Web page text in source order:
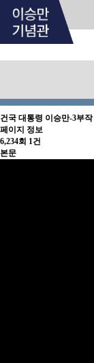
건국 대통령 이승만-3부작
페이지 정보
6,234회 1건
본문